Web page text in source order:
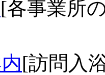
[各事業所
[訪問入